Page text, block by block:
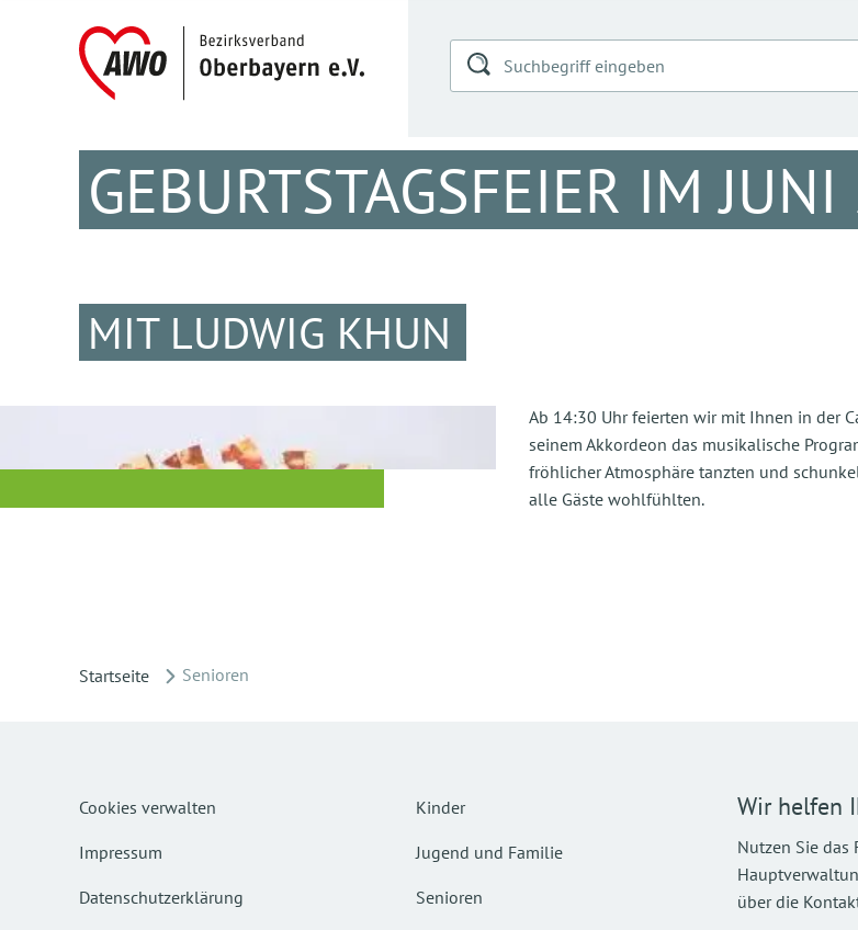
GEBURTSTAGSFEIER IM
MIT LUDWIG KHUN
Ab 14:30 Uhr feierten wir mit Ihnen in der
seinem Akkordeon das musikalische
fröhlicher Atmosphäre tanzten und
alle Gäste wohlfühlten.
Startseite Senioren
Cookies verwalten
Impressum
Datenschutzerklärung
Kinder
Jugend und Familie
Senioren
Wir helfen
Nutzen Sie
über die